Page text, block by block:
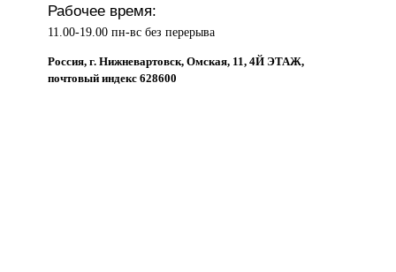
Рабочее время:
11.00-19.00 пн-вс без перерыва
Россия, г. Нижневартовск, Омская, 11, 4Й ЭТАЖ,
почтовый индекс 628600